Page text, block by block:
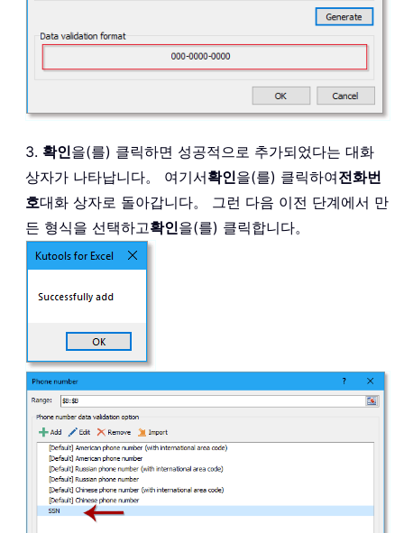
3. 확인을(를) 클릭하면 성공적으로 추가되었다는 대화
상자가 나타납니다。 여기서확인을(를) 클릭하여전화번
호대화 상자로 돌아갑니다。 그런 다음 이전 단계에서 만
든 형식을 선택하고확인을(를) 클릭합니다。